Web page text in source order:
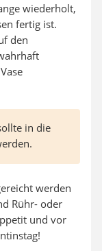
wiederholt,
fertig ist.
den
in die
werden
Rühr- oder
und vor